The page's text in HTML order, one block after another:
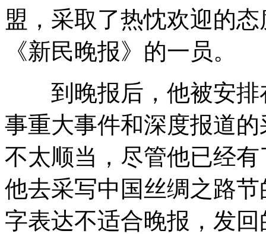
盟，采取了热忱欢迎的
《新民晚报》的一员。
到晚报后，他被安排
事重大事件和深度报道
不太顺当，尽管他已经
他去采写中国丝绸之路
字表达不适合晚报，发